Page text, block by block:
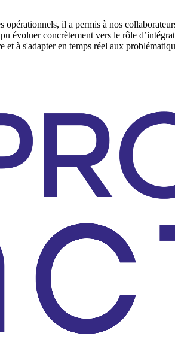
il a permis à nos
évoluer concrètement vers le rôle
à s'adapter en temps réel aux